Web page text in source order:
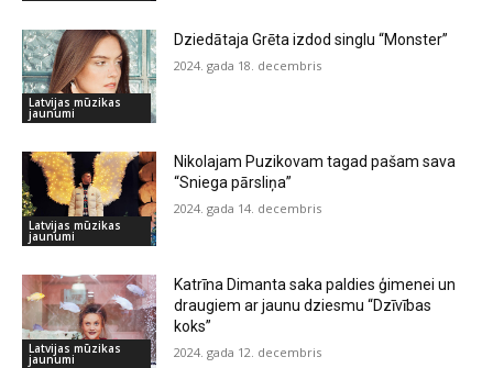
Latvijas mūzikas
jaunumi
Dziedātaja Grēta izdod singlu “Monster”
2024. gada 18. decembris
Latvijas mūzikas
jaunumi
Nikolajam Puzikovam tagad pašam sava
“Sniega pārsliņa”
2024. gada 14. decembris
Latvijas mūzikas
jaunumi
Katrīna Dimanta saka paldies ģimenei un
draugiem ar jaunu dziesmu “Dzīvības
koks”
2024. gada 12. decembris